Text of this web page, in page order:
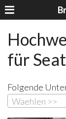
für Seat
Folgende
Waehlen >>